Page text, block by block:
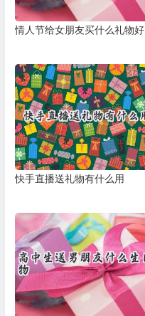
情人节给女朋友买什么礼物好
快手直播送礼物有什么用